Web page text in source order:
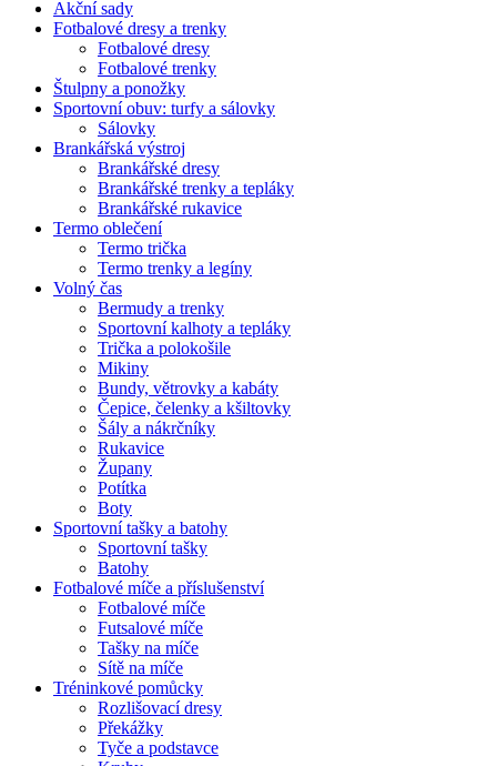
Akční sady
Fotbalové dresy a trenky
Fotbalové dresy
Fotbalové trenky
Štulpny a ponožky
Sportovní obuv: turfy a sálovky
Sálovky
Brankářská výstroj
Brankářské dresy
Brankářské trenky a tepláky
Brankářské rukavice
Termo oblečení
Termo trička
Termo trenky a legíny
Volný čas
Bermudy a trenky
Sportovní kalhoty a tepláky
Trička a polokošile
Mikiny
Bundy, větrovky a kabáty
Čepice, čelenky a kšiltovky
Šály a nákrčníky
Rukavice
Župany
Potítka
Boty
Sportovní tašky a batohy
Sportovní tašky
Batohy
Fotbalové míče a příslušenství
Fotbalové míče
Futsalové míče
Tašky na míče
Sítě na míče
Tréninkové pomůcky
Rozlišovací dresy
Překážky
Tyče a podstavce